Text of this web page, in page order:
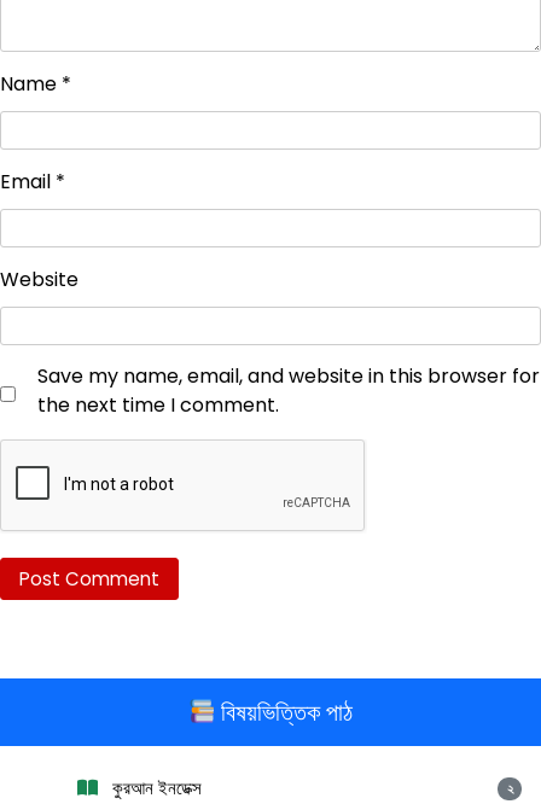
Name *
Email *
Website
Save my name, email, and website in this browser for
the next time I comment.
বিষয়ভিত্তিক পাঠ
কুরআন ইনডেক্স ২